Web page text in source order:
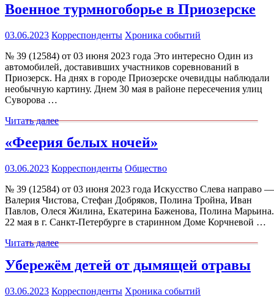
Военное турмногоборье в Приозерске
03.06.2023 Корреспонденты Хроника событий
№ 39 (12584) от 03 июня 2023 года Это интересно Один из
автомобилей, доставивших участников соревнований в
Приозерск. На днях в городе Приозерске очевидцы наблюдали
необычную картину. Днем 30 мая в районе пересечения улиц
Суворова …
Читать далее
«Феерия белых ночей»
03.06.2023 Корреспонденты Общество
№ 39 (12584) от 03 июня 2023 года Искусство Слева направо —
Валерия Чистова, Стефан Добряков, Полина Тройна, Иван
Павлов, Олеся Жилина, Екатерина Баженова, Полина Марьина.
22 мая в г. Санкт-Петербурге в старинном Доме Корчневой …
Читать далее
Убережём детей от дымящей отравы
03.06.2023 Корреспонденты Хроника событий